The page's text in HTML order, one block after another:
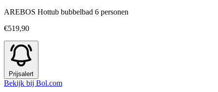
AREBOS Hottub bubbelbad 6 personen
€519,90
Prijsalert
Bekijk bij Bol.com